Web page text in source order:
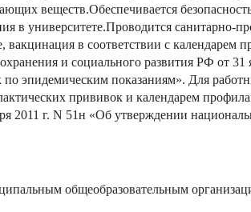
веществ.Обеспечивается
в университете.Проводится санитарно-
в соответствии с
и социального развития РФ от
эпидемическим показаниям». Для
прививок и календарем
2011 г. N 51н «Об утверждении
общеобразовательным